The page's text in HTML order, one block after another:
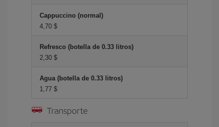
Cappuccino (normal)
4,70 $
Refresco (botella de 0.33 litros)
2,30 $
Agua (botella de 0.33 litros)
1,77 $
Transporte